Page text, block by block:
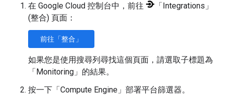
在 Google Cloud 控制台中，前往
「Integrations」
(整合) 頁面：
前往「整合」
如果您是使用搜尋列尋找這個頁面，請選取子標題為
「Monitoring」的結果。
按一下「Compute Engine」 部署平台篩選器。